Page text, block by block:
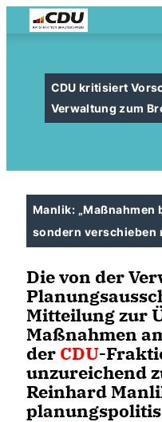
CDU kritisiert
Verwaltung zum
Manlik: „Maßnahmen
sondern verschieben
Die von der
Mitteilung zur
Maßnahmen
der CDU-
unzureichend
Reinhard